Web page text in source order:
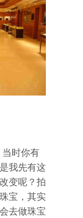
当时你有
我先有这
变呢？拍
宝，其实
去做珠宝